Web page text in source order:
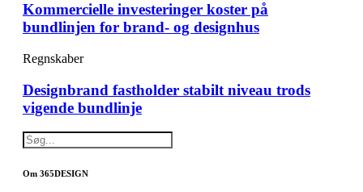
Kommercielle investeringer koster på
bundlinjen for brand- og designhus
Regnskaber
Designbrand fastholder stabilt niveau trods
vigende bundlinje
Om 365DESIGN